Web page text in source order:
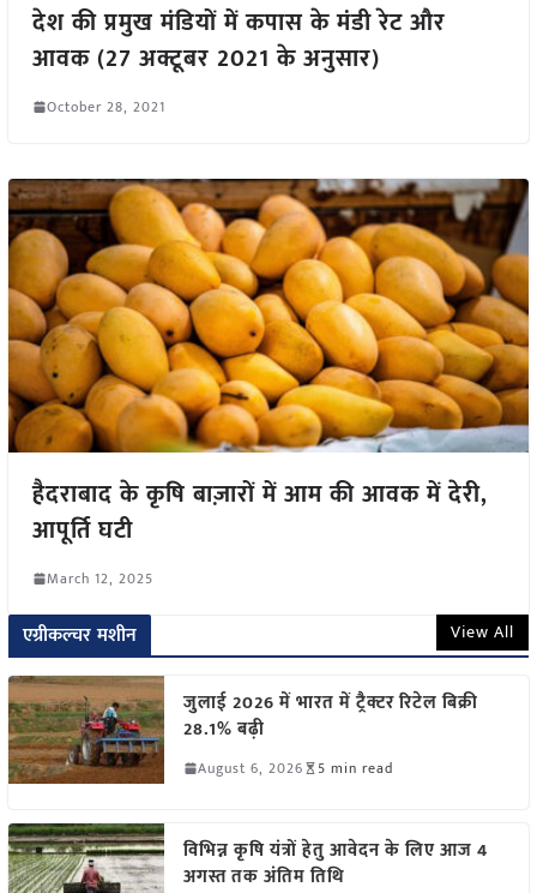
देश की प्रमुख मंडियों में कपास के मंडी रेट और
आवक (27 अक्टूबर 2021 के अनुसार)
October 28, 2021
हैदराबाद के कृषि बाज़ारों में आम की आवक में देरी,
आपूर्ति घटी
March 12, 2025
एग्रीकल्चर मशीन View All
जुलाई 2026 में भारत में ट्रैक्टर रिटेल बिक्री
28.1% बढ़ी
August 6, 2026 5 min read
विभिन्न कृषि यंत्रों हेतु आवेदन के लिए आज 4
अगस्त तक अंतिम तिथि